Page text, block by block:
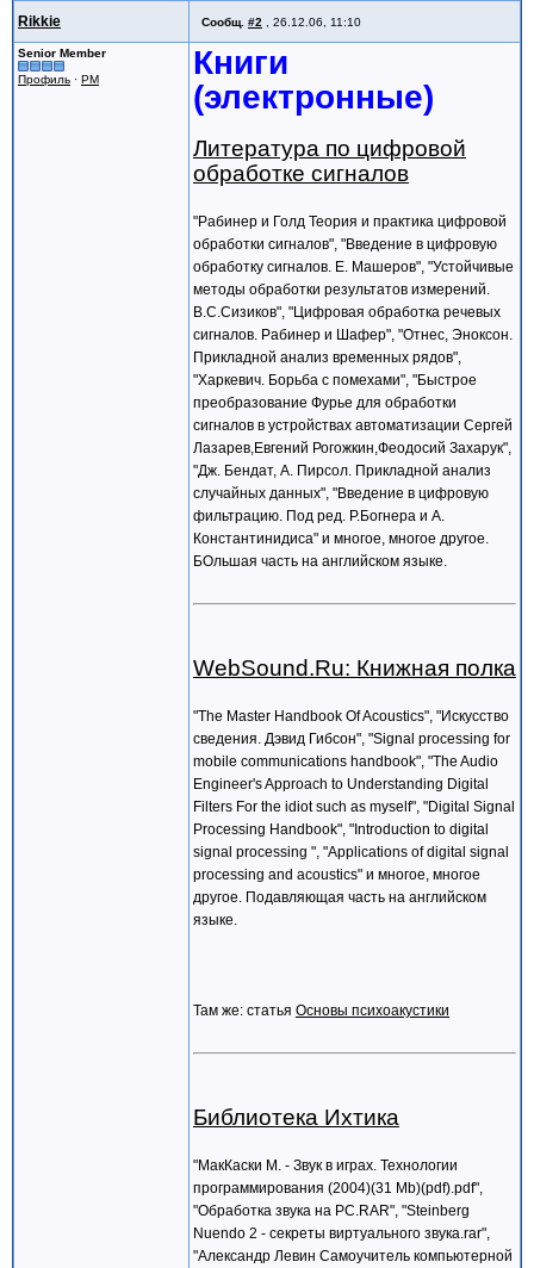
Rikkie Сообщ. #2 26.12.06, 11:10
Senior Member
Профиль · PM
Книги
(электронные)
Литература по цифровой
обработке сигналов
"Рабинер и Голд Теория и практика цифровой
обработки сигналов", "Введение в цифровую
обработку сигналов. Е. Машеров", "Устойчивые
методы обработки результатов измерений.
В.С.Сизиков", "Цифровая обработка речевых
сигналов. Рабинер и Шафер", "Отнес, Эноксон.
Прикладной анализ временных рядов",
"Харкевич. Борьба с помехами", "Быстрое
преобразование Фурье для обработки
сигналов в устройствах автоматизации Сергей
Лазарев,Евгений Рогожкин,Феодосий Захарук",
"Дж. Бендат, А. Пирсол. Прикладной анализ
случайных данных", "Введение в цифровую
фильтрацию. Под ред. Р.Богнера и А.
Константинидиса" и многое, многое другое.
БОльшая часть на английском языке.
WebSound.Ru: Книжная полка
"The Master Handbook Of Acoustics", "Искусство
сведения. Дэвид Гибсон", "Signal processing for
mobile communications handbook", "The Audio
Engineer's Approach to Understanding Digital
Filters For the idiot such as myself", "Digital Signal
Processing Handbook", "Introduction to digital
signal processing ", "Applications of digital signal
processing and acoustics" и многое, многое
другое. Подавляющая часть на английском
языке.
Там же: статья Основы психоакустики
Библиотека Ихтика
"МакКаски М. - Звук в играх. Технологии
программирования (2004)(31 Mb)(pdf).pdf",
"Обработка звука на PC.RAR", "Steinberg
Nuendo 2 - секреты виртуального звука.rar",
"Александр Левин Самоучитель компьютерной